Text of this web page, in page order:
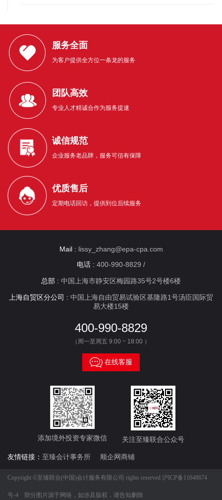
服务全面
为客户提供全方位一条龙的服务
团队高效
专业人才精诚合作为服务提速
诚信规范
企业服务老品牌，服务可信有保障
优质售后
定期电话回访，提供到位后续服务
Mail : lissy_zhang@epa-cpa.com
电话 : 400-990-8829 /
总部 : 中国上海市静安区梅园路35号2号楼6楼
上海自贸区分公司 : 中国上海自由贸易试验区基隆路1号汤臣国际贸
易大楼15楼
400-990-8829
（周一至周五 9:00 ~ 18:00 ）
 在线客服
添加境外投资专家微信 关注至臻联合公众号
友情链接： 至臻会计事务所 顺企网商铺
Copyright ©至臻联合(中国)会计服务有限公司 rights reserved 沪ICP备11048674
号-4 部分图片源于网络，如涉及版权，请告知删除